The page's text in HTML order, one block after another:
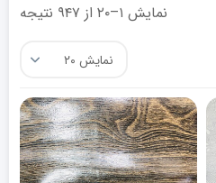
نمایش ۱–۲۰ از ۹۴۷ نتیجه